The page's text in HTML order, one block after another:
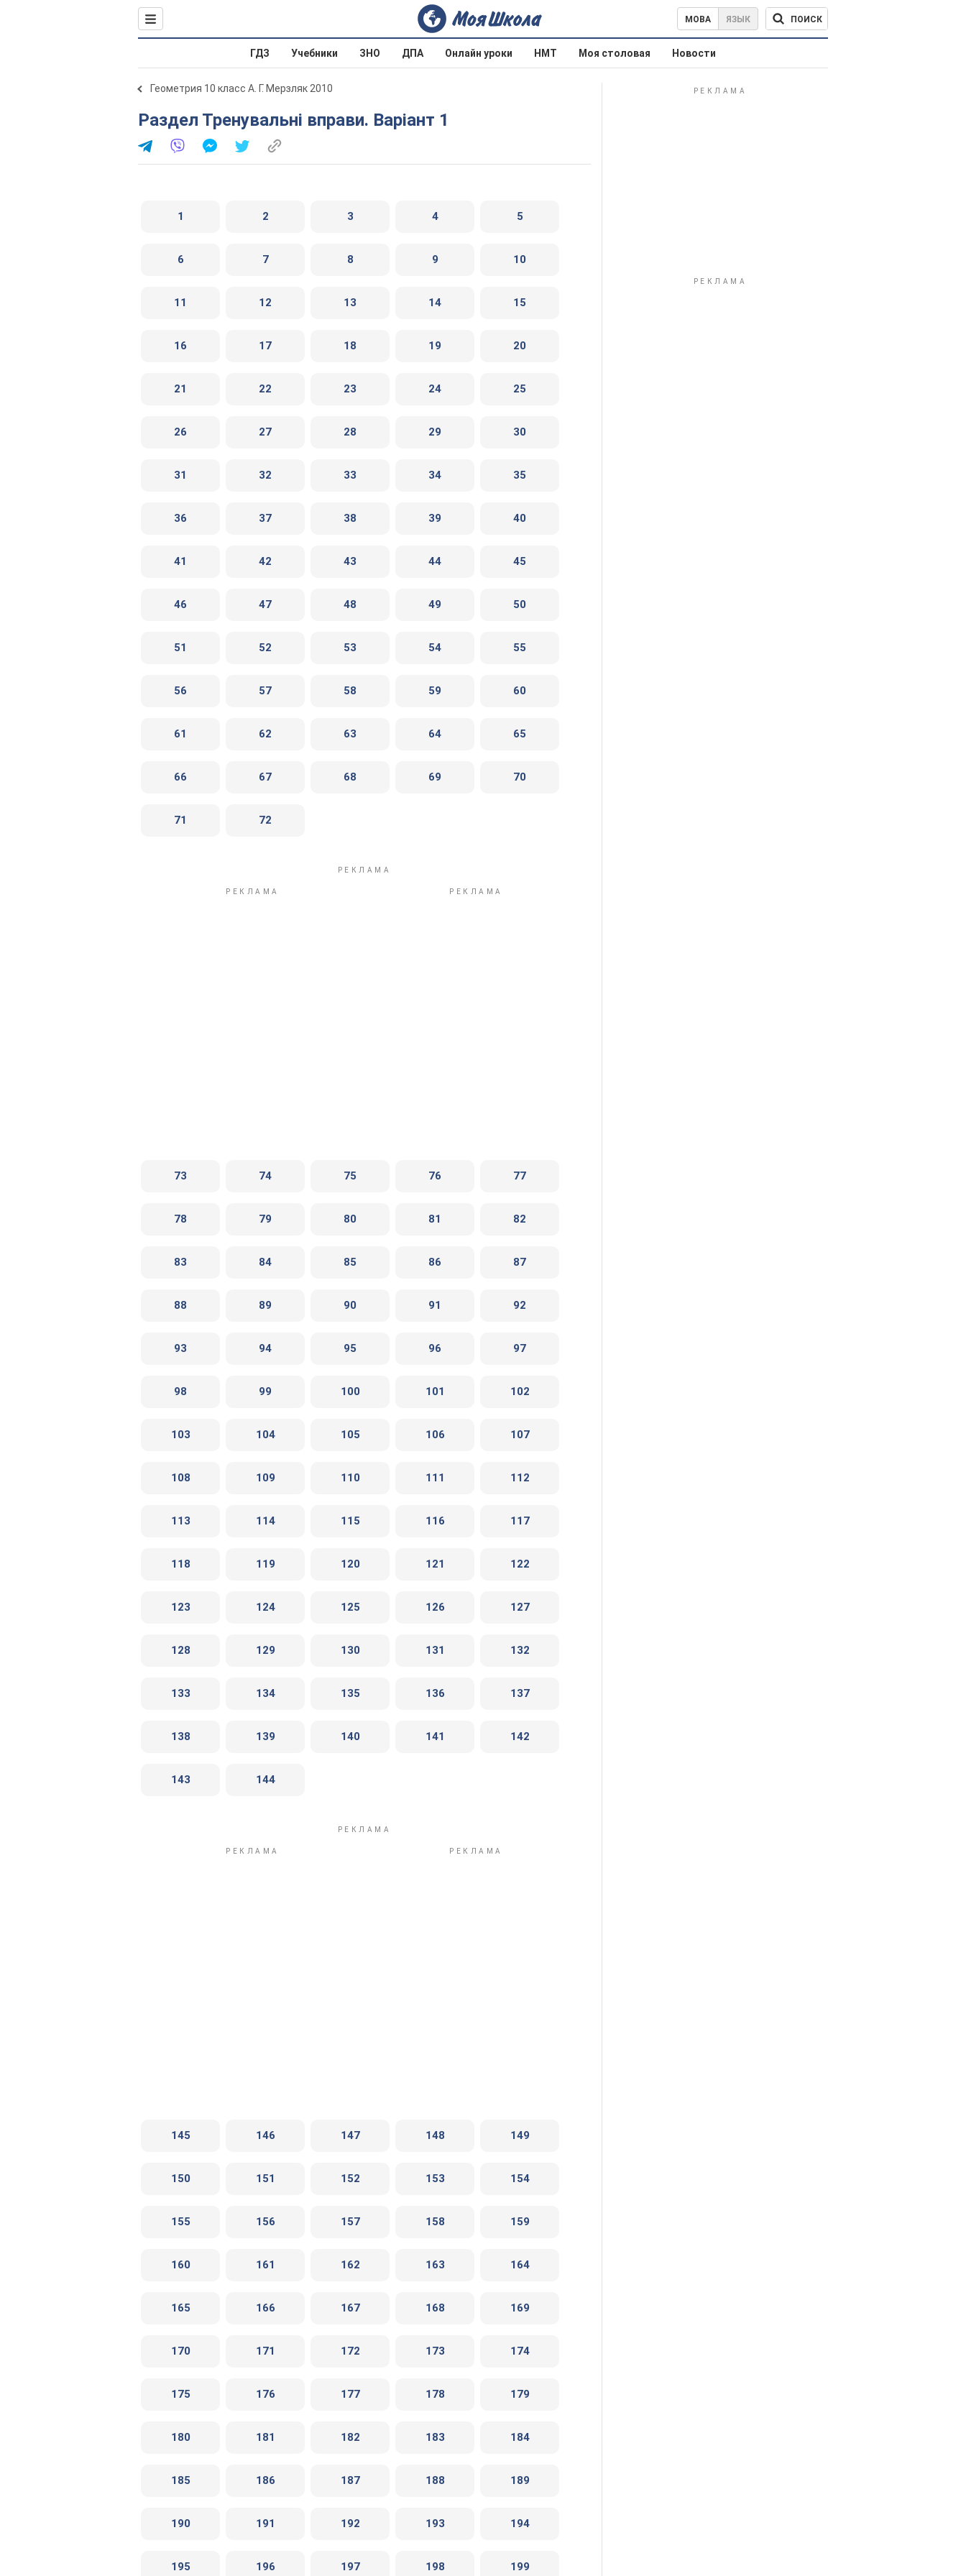
МОВА ЯЗЫК ПОИСК
ГДЗ Учебники ЗНО ДПА Онлайн уроки НМТ Моя столовая Новости
Геометрия 10 класс А. Г. Мерзляк 2010
Раздел Тренувальні вправи. Варіант 1
1 2 3 4 5
6 7 8 9 10
11 12 13 14 15
16 17 18 19 20
21 22 23 24 25
26 27 28 29 30
31 32 33 34 35
36 37 38 39 40
41 42 43 44 45
46 47 48 49 50
51 52 53 54 55
56 57 58 59 60
61 62 63 64 65
66 67 68 69 70
71 72
73 74 75 76 77
78 79 80 81 82
83 84 85 86 87
88 89 90 91 92
93 94 95 96 97
98 99 100 101 102
103 104 105 106 107
108 109 110 111 112
113 114 115 116 117
118 119 120 121 122
123 124 125 126 127
128 129 130 131 132
133 134 135 136 137
138 139 140 141 142
143 144
145 146 147 148 149
150 151 152 153 154
155 156 157 158 159
160 161 162 163 164
165 166 167 168 169
170 171 172 173 174
175 176 177 178 179
180 181 182 183 184
185 186 187 188 189
190 191 192 193 194
195 196 197 198 199